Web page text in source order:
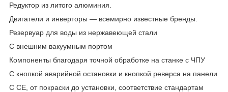
Редуктор из литого алюминия.
Двигатели и инверторы — всемирно известные бренды.
Резервуар для воды из нержавеющей стали
С внешним вакуумным портом
Компоненты благодаря точной обработке на станке с ЧПУ
С кнопкой аварийной остановки и кнопкой реверса на панели
С CE, от покраски до установки, соответствие стандартам